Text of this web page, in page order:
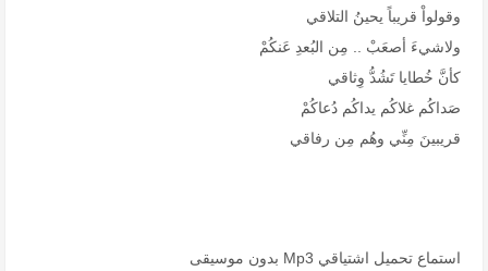
وقولواْ قريباً يحينُ التلاقي
ولاشيءَ أصعَبْ .. مِن البُعدِ عَنكُمْ
كأنَّ خُطايا تَشُدُّ وِثاقي
صَداكُم غلاكُم يداكُم دُعاكُمْ
قريبينَ مِنِّي وهُم مِن رفاقي
استماع تحميل اشتياقي Mp3 بدون موسيقى